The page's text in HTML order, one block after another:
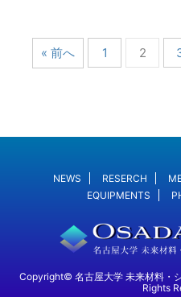
« 前へ 1 2
NEWS RESERCH
EQUIPMENTS
Copyright© 名古屋大学 未来材料・
Rights